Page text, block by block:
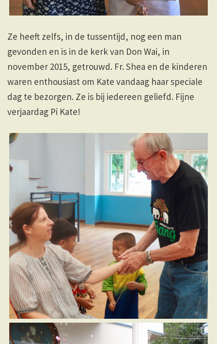
Ze heeft zelfs, in de tussentijd, nog een man
gevonden en is in de kerk van Don Wai, in
november 2015, getrouwd. Fr. Shea en de kinderen
waren enthousiast om Kate vandaag haar speciale
dag te bezorgen. Ze is bij iedereen geliefd. Fijne
verjaardag Pi Kate!